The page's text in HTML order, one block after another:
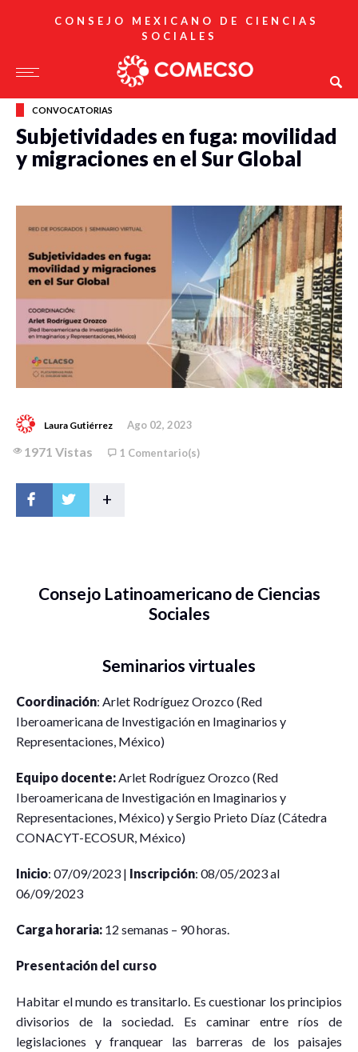
CONSEJO MEXICANO DE CIENCIAS
SOCIALES
CONVOCATORIAS
Subjetividades en fuga: movilidad
y migraciones en el Sur Global
Laura Gutiérrez Ago 02, 2023
1971 Vistas 1 Comentario(s)
+
Consejo Latinoamericano de Ciencias
Sociales
Seminarios virtuales
Coordinación: Arlet Rodríguez Orozco (Red
Iberoamericana de Investigación en Imaginarios y
Representaciones, México)
Equipo docente: Arlet Rodríguez Orozco (Red
Iberoamericana de Investigación en Imaginarios y
Representaciones, México) y Sergio Prieto Díaz (Cátedra
CONACYT-ECOSUR, México)
Inicio: 07/09/2023 | Inscripción: 08/05/2023 al
06/09/2023
Carga horaria: 12 semanas – 90 horas.
Presentación del curso
Habitar el mundo es transitarlo. Es cuestionar los principios
divisorios de la sociedad. Es caminar entre ríos de
legislaciones y franquear las barreras de los paisajes